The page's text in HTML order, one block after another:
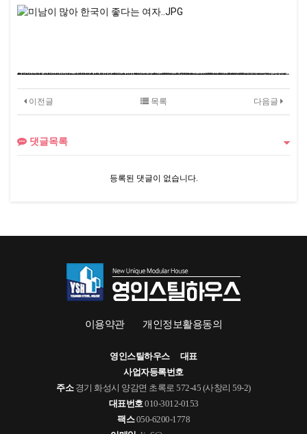
#전국동호회# #겨울데이트코스# #구미만남# #인천채팅# #낯선사람채팅# #한일펜팔# #클럽채팅# #러시아여자국제결혼# #온라인소개팅사이트# #
짝짖기# #어플만남# #조이천사# #유부녀만남사이트# #챗팅방# #소개팅앱 순위# #대구채팅# #말레이시아국제결혼# #중년채팅방# #유부조건# #미팅# #
좋은만남# #무료채팅창# #지오피아채팅# #청소년소개팅# #1대1채팅# #펜팔# #대화# #온라인체팅# #인터넷헌팅# #무료채팅어플# #자바채팅# #
모바일채팅# #여친구합니다# #인도네시아결혼# #골프모임# #CHATTING# #소개팅어플만남# #창원조건# #랜챗19# #무료채팅어플# #국내결혼정보회사# #
회사미팅# #소개팅스타일# #번개만남# #기혼채팅# #컴퓨터와대화# #도우미# #무료챗# #공떡# #지저스커플# #번개# #무료채팅사이트순위# #
여자친구랑데이트코스# #파트너구함# #중국결혼정보# #즐팅# #혼자여행가기# #섹파사이트# #대구결혼# #부산돌싱모임# #외로움# #번개팅#
이전글 다음글
목록
댓글목록
등록된 댓글이 없습니다.
이용약관 개인정보활용동의
영인스틸하우스
대표
사업자등록번호
주소경기 화성시 양감면 초록로 572-45 (사창리 59-2)
대표번호010-3012-0153
팩스050-6200-1778